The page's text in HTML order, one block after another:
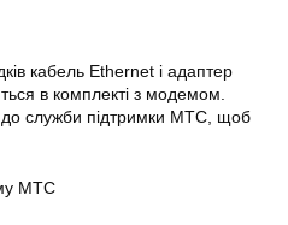
кабель Ethernet і адаптер
в комплекті з модемом.
до служби підтримки МТС, щоб
МТС